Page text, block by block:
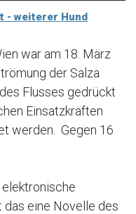
- weiterer Hund
war am 18. März
der Salza
Flusses gedrückt
Einsatzkräften
werden. Gegen 16
das eine Novelle des